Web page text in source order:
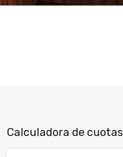
Calculadora de cuotas